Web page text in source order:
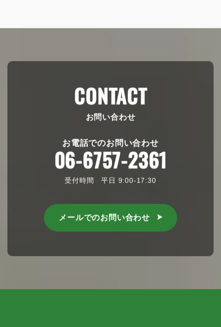
CONTACT
お電話でのお問い合わせ
06-6757-2361
メールでのお問い合わせ